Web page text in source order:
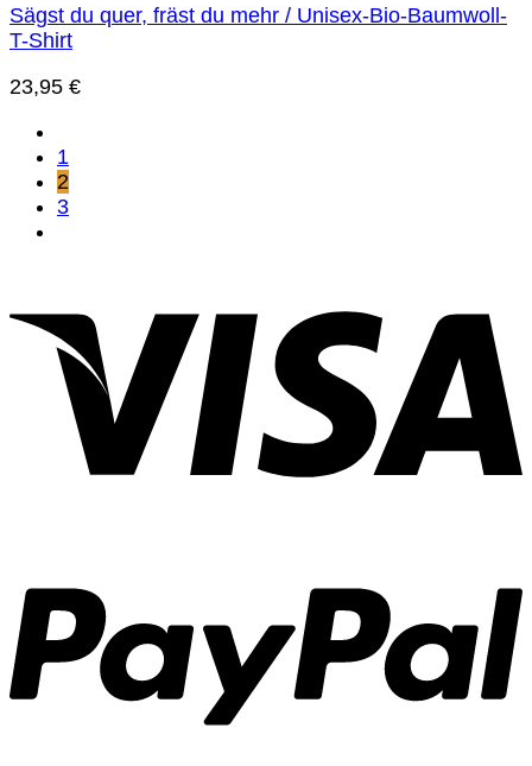
Sägst du quer, fräst du mehr / Unisex-Bio-Baumwoll-
T-Shirt
23,95 €
1
2
3